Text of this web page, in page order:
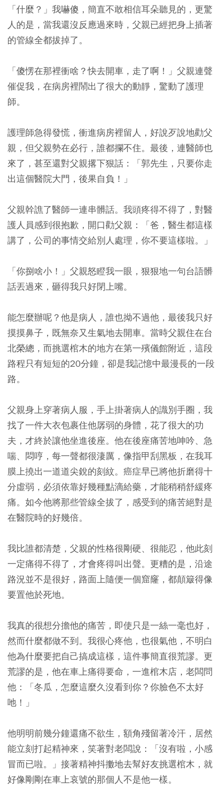
「什麼？」我嚇傻，簡直不敢相信耳朵聽見的，更驚
人的是，當我還沒反應過來時，父親已經把身上插著
的管線全都拔掉了。
「傻愣在那裡衝啥？快去開車，走了啊！」父親連聲
催促我，在病房裡鬧出了很大的動靜，驚動了護理
師。
護理師急得發慌，衝進病房裡留人，好說歹說地勸父
親，但父親勢在必行，誰都攔不住。最後，連醫師也
來了，甚至還對父親撂下狠話：「郭先生，只要你走
出這個醫院大門，後果自負！」
父親幹譙了醫師一連串髒話。我頭疼得不得了，對醫
護人員感到很抱歉，開口勸父親：「爸，醫生都這樣
講了，公司的事情交給別人處理，你不要這樣啦。」
「你捌啥小！」父親怒瞪我一眼，狠狠地一句台語髒
話丟過來，砸得我只好閉上嘴。
能怎麼辦呢？他是病人，誰也拗不過他，最後我只好
摸摸鼻子，既無奈又生氣地去開車。當時父親住在台
北榮總，而挑選棺木的地方在第一殯儀館附近，這段
路程只有短短的20分鐘，卻是我記憶中最漫長的一段
路。
父親身上穿著病人服，手上掛著病人的識別手圈，我
找了一件大衣包裹住他孱弱的身體，花了很大的功
夫，才終於讓他坐進後座。他在後座痛苦地呻吟、急
喘、悶哼，每一聲都很淒厲，像指甲刮黑板，在我耳
膜上撓出一道道尖銳的刻紋。癌症早已將他折磨得十
分虛弱，必須依靠好幾種點滴給藥，才能稍稍舒緩疼
痛。如今他將那些管線全拔了，感受到的痛苦絕對是
在醫院時的好幾倍。
我比誰都清楚，父親的性格很剛硬、很能忍，他此刻
一定痛得不得了，才會疼得叫出聲。更糟的是，沿途
路況並不是很好，路面上隨便一個窟窿，都顛簸得像
要置他於死地。
我真的很想分擔他的痛苦，即使只是一絲一毫也好，
然而什麼都做不到。我很心疼他，也很氣他，不明白
他為什麼要把自己搞成這樣，這件事簡直很荒謬。更
荒謬的是，他在車上痛得要命，一進棺木店，老闆問
他：「冬瓜，怎麼這麼久沒看到你？你臉色不太好
吔！」
他明明前幾分鐘還痛不欲生，額角殘留著冷汗，居然
能立刻打起精神來，笑著對老闆說：「沒有啦，小感
冒而已啦。」接著精神抖擻地去幫好友挑選棺木，就
好像剛剛在車上哀號的那個人不是他一樣。